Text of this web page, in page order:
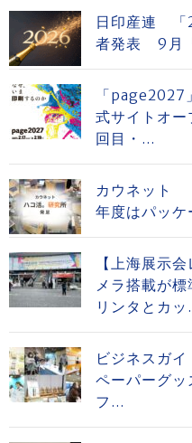
日印産連 「
者発表 9月
「page2027
式サイトオ
回目・...
カウネット
年度はパッ
【上海展示
メラ搭載が
リンタとカッ
ビジネスガ
ペーパーグ
フ...